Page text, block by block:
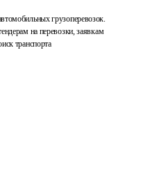
грузоперевозок.
на перевозки, заявкам
транспорта